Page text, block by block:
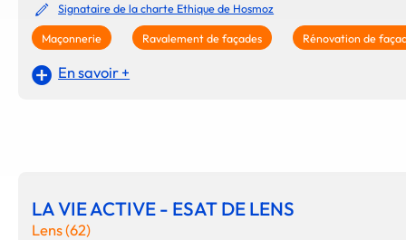
Signataire de la charte Ethique de Hosmoz
Maçonnerie Ravalement de façades Rénovation de
En savoir +
LA VIE ACTIVE - ESAT DE LENS
Lens (62)